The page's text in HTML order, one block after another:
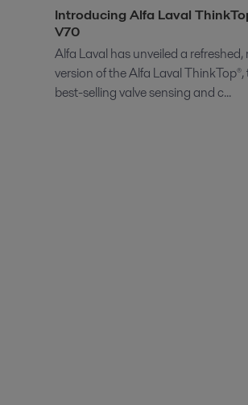
Introducing Alfa Laval
V70
Alfa Laval has unveiled a
version of the Alfa Laval ThinkTop®,
best-selling valve sensing and c...